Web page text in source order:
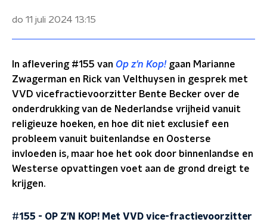
do 11 juli 2024 13:15
In aflevering #155 van Op z’n Kop! gaan Marianne
Zwagerman en Rick van Velthuysen in gesprek met
VVD vicefractievoorzitter Bente Becker over de
onderdrukking van de Nederlandse vrijheid vanuit
religieuze hoeken, en hoe dit niet exclusief een
probleem vanuit buitenlandse en Oosterse
invloeden is, maar hoe het ook door binnenlandse en
Westerse opvattingen voet aan de grond dreigt te
krijgen.
#155 - OP Z'N KOP! Met VVD vice-fractievoorzitter